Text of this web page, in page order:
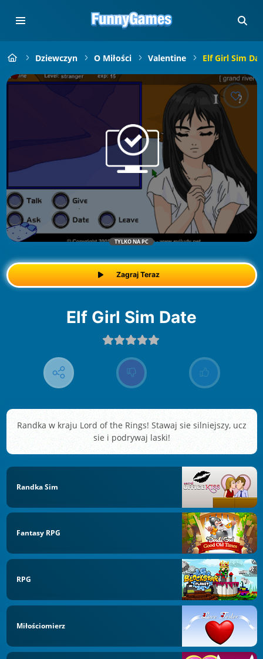
Dziewczyn O Miłości Valentine Elf Girl Sim
TYLKO NA PC
Zagraj Teraz
Elf Girl Sim Date
Randka w kraju Lord of the Rings! Stawaj sie silniejszy, ucz
sie i podrywaj laski!
Randka Sim
Fantasy RPG
RPG
Miłościomierz